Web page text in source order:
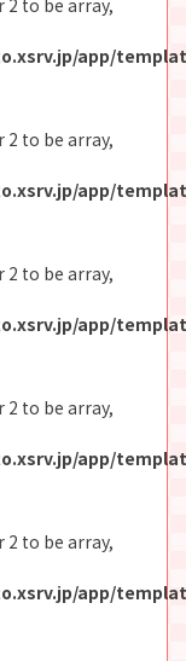
app/
2 to be array,
app/
2 to be array,
app/
2 to be array,
app/
2 to be array,
app/